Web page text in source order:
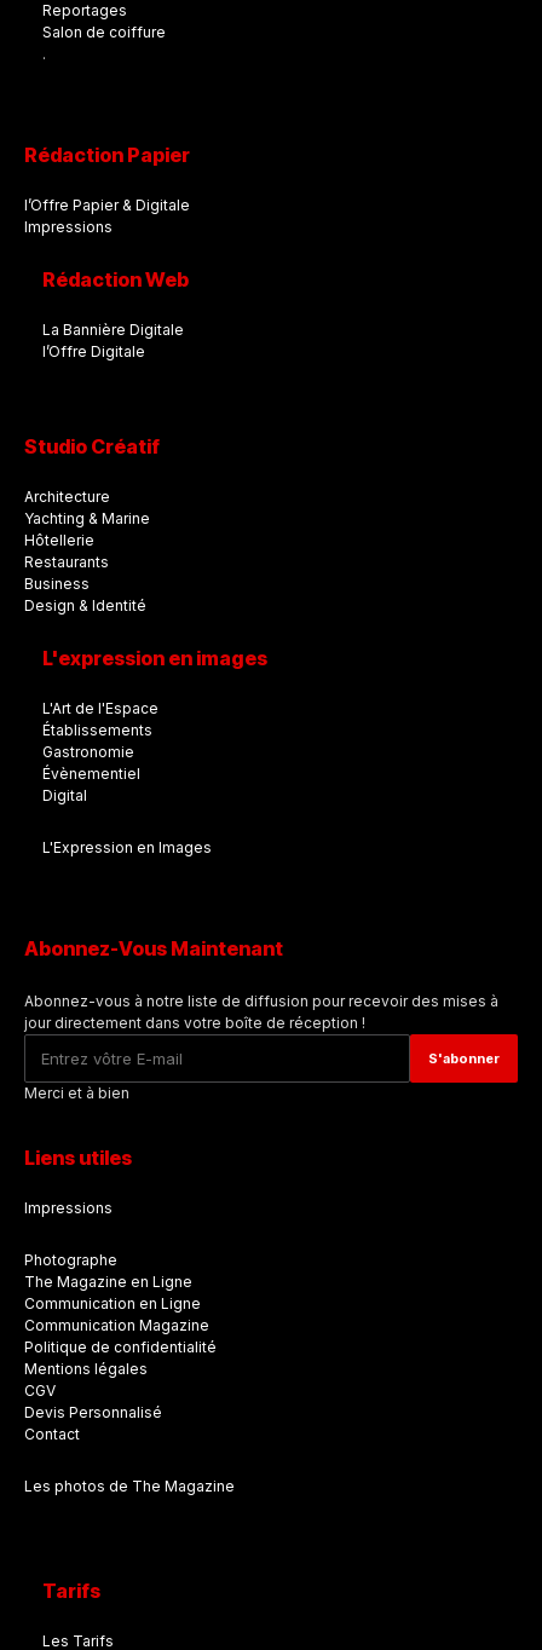
Reportages
Salon de coiffure
.
Rédaction Papier
l’Offre Papier & Digitale
Impressions
Rédaction Web
La Bannière Digitale
l’Offre Digitale
Studio Créatif
Architecture
Yachting & Marine
Hôtellerie
Restaurants
Business
Design & Identité
L'expression en images
L'Art de l'Espace
Établissements
Gastronomie
Évènementiel
Digital
L'Expression en Images
Abonnez-Vous Maintenant
Abonnez-vous à notre liste de diffusion pour recevoir des mises à
jour directement dans votre boîte de réception !
Merci et à bien
Liens utiles
Impressions
Photographe
The Magazine en Ligne
Communication en Ligne
Communication Magazine
Politique de confidentialité
Mentions légales
CGV
Devis Personnalisé
Contact
Les photos de The Magazine
Tarifs
Les Tarifs